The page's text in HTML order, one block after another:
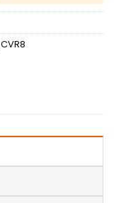
CVR8